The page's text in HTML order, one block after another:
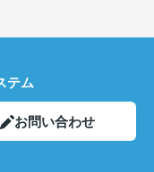
テム
お問い合わせ